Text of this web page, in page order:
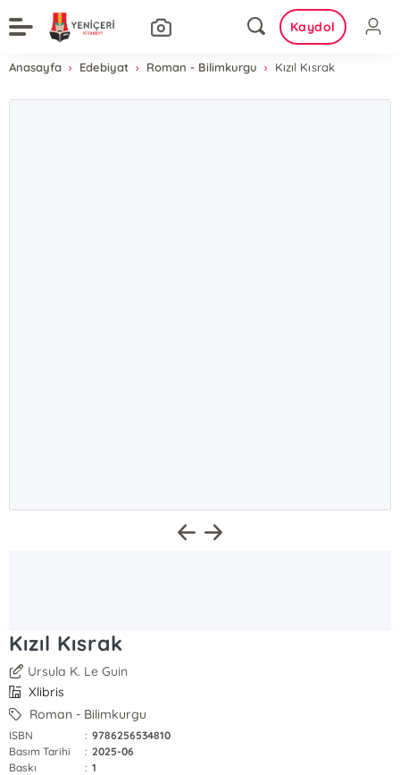
Kaydol
Anasayfa Edebiyat Roman - Bilimkurgu Kızıl Kısrak
Kızıl Kısrak
Ursula K. Le Guin
Xlibris
Roman - Bilimkurgu
ISBN : 9786256534810
Basım Tarihi
: 2025-06
Baskı
: 1